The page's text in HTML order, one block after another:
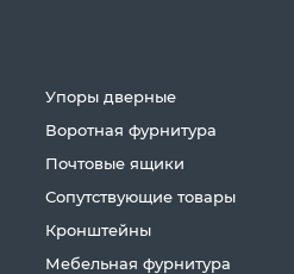
Упоры дверные
Воротная фурнитура
Почтовые ящики
Сопутствующие товары
Кронштейны
Мебельная фурнитура